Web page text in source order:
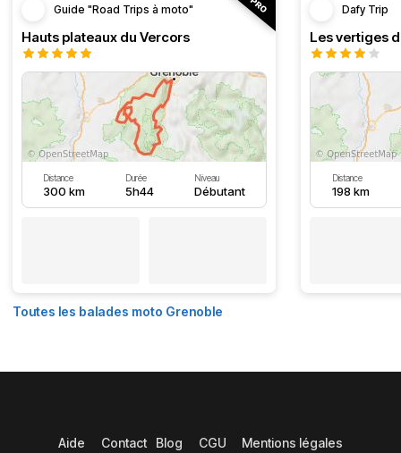
Guide "Road Trips à moto"
Hauts plateaux du Vercors
Distance
300 km
Durée
5h44
Niveau
Débutant
Dafy Trip
Les vertiges
Distance
198 km
Toutes les balades moto Grenoble
Aide Contact Blog CGU Mentions légales